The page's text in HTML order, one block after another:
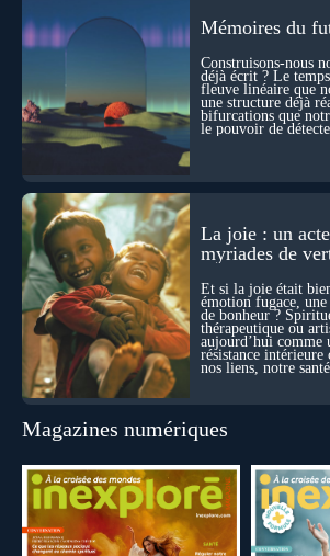
durant ses sorties, protocoles
sensation étrange d’être relié à bien plus
! Sommes-nous à l’aube d’une révolution
Sans doute. Mais encore faut-il accepter
territoires avec lucidité, et rigueur…
Mémoires du
Construisons-nous
déjà écrit ? Le
fleuve linéaire que
une structure déjà
bifurcations que
le pouvoir de
La joie : un
myriades de
Et si la joie était
émotion fugace,
de bonheur ?
thérapeutique ou
aujourd’hui comme
résistance intérieure
nos liens, notre
le monde.
Magazines numériques